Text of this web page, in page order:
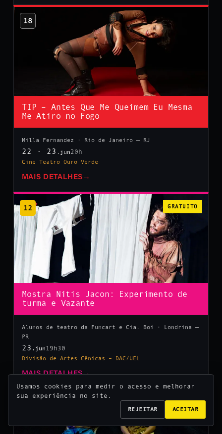
18
TIP – Antes Que Me Queimem Eu Mesma
Me Atiro no Fogo
Milla Fernandez · Rio de Janeiro — RJ
22 · 23 .jun20h
Cine Teatro Ouro Verde
MAIS DETALHES →
12 GRATUITO
Mostra Nitis Jacon: Experimento de
turma e Vazante
Alunos de teatro da Funcart e Cia. Boi · Londrina —
PR
23 .jun 19h30
Divisão de Artes Cênicas – DAC/UEL
MAIS DETALHES→
Usamos cookies para medir o acesso e melhorar
sua experiência no site.
REJEITAR ACEITAR